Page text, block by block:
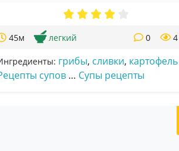
45м легкий 0
грибы, сливки, картофель
супов … Супы рецепты